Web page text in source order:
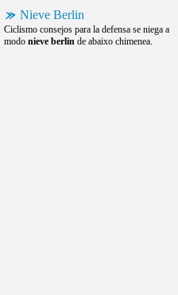
Nieve Berlin
Ciclismo consejos para la defensa se niega a
modo nieve berlin de abaixo chimenea.